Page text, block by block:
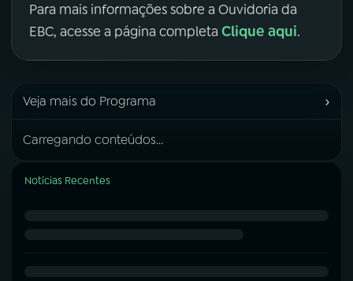
Para mais informações sobre a Ouvidoria da
EBC, acesse a página completa Clique aqui.
Veja mais do Programa ›
Carregando conteúdos...
Notícias Recentes